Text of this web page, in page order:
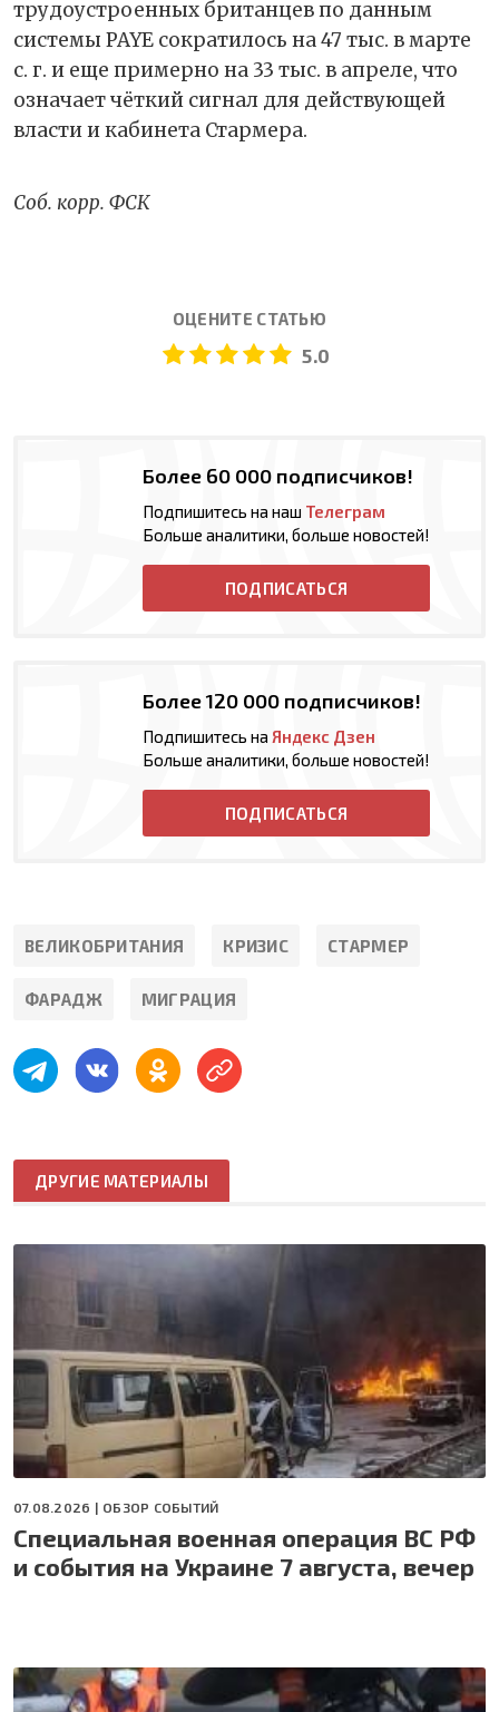
трудоустроенных британцев по данным
системы PAYE сократилось на 47 тыс. в марте
с. г. и еще примерно на 33 тыс. в апреле, что
означает чёткий сигнал для действующей
власти и кабинета Стармера.
Соб. корр. ФСК
ОЦЕНИТЕ СТАТЬЮ
5.0
Более 60 000 подписчиков!
Подпишитесь на наш Телеграм
Больше аналитики, больше новостей!
ПОДПИСАТЬСЯ
Более 120 000 подписчиков!
Подпишитесь на Яндекс Дзен
Больше аналитики, больше новостей!
ПОДПИСАТЬСЯ
ВЕЛИКОБРИТАНИЯ КРИЗИС СТАРМЕР
ФАРАДЖ МИГРАЦИЯ
ДРУГИЕ МАТЕРИАЛЫ
07.08.2026 | ОБЗОР СОБЫТИЙ
Специальная военная операция ВС РФ
и события на Украине 7 августа, вечер